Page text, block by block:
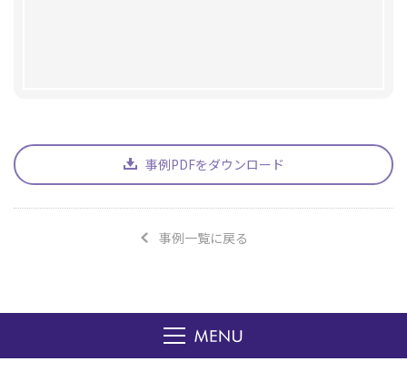
事例PDFをダウンロード
事例一覧に戻る